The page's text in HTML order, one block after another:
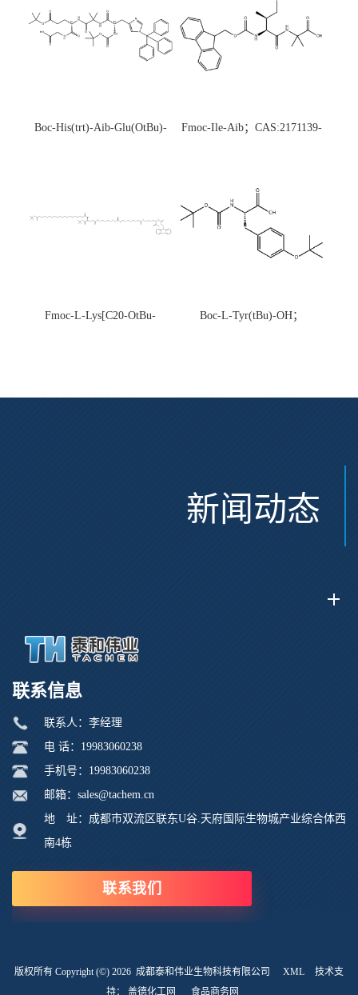
Boc-His(trt)-Aib-Glu(OtBu)-
Fmoc-Ile-Aib；CAS:2171139-
Fmoc-L-Lys[C20-OtBu-
Boc-L-Tyr(tBu)-OH；
新闻动态
联系信息
联系人：李经理
电 话：19983060238
手机号：19983060238
邮箱：sales@tachem.cn
地 址：成都市双流区联东U谷.天府国际生物城产业综合体西
南4栋
联系我们
版权所有 Copyright (©) 2026 成都泰和伟业生物科技有限公司 XML
技术支
持： 盖德化工网 食品商务网